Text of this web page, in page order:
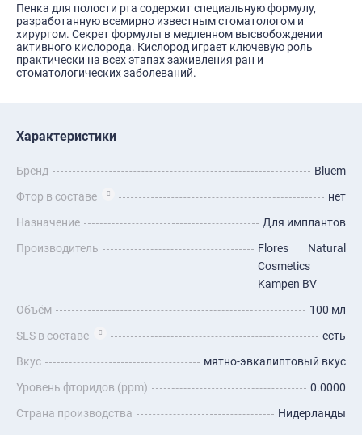
Пенка для полости рта содержит специальную формулу,
разработанную всемирно известным стоматологом и
хирургом. Секрет формулы в медленном высвобождении
активного кислорода. Кислород играет ключевую роль
практически на всех этапах заживления ран и
стоматологических заболеваний.
Характеристики
Бренд
Bluem
Фтор в составе
нет
Назначение
Для имплантов
Производитель
Flores Natural
Cosmetics
Kampen BV
Объём
100 мл
SLS в составе
есть
Вкус
мятно-эвкалиптовый вкус
Уровень фторидов (ppm)
0.0000
Страна производства
Нидерланды